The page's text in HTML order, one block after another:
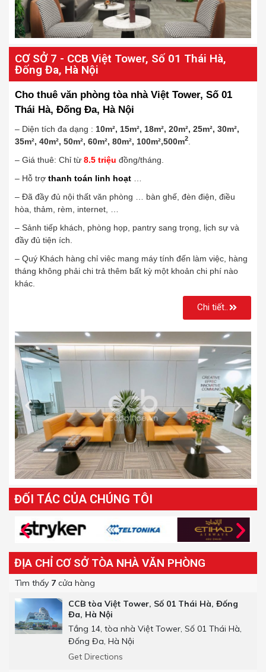
CƠ SỞ 7 - CCB Việt Tower, Số 01 Thái Hà,
Đống Đa, Hà Nội
Cho thuê văn phòng tòa nhà Việt Tower, Số 01
Thái Hà, Đống Đa, Hà Nội
– Diện tích đa dạng : 10m², 15m², 18m², 20m², 25m², 30m²,
35m², 40m², 50m², 60m², 80m², 100m²,500m2
– Giá thuê: Chỉ từ 8.5 triệu đồng/tháng.
– Hỗ trợ thanh toán linh hoạt
– Đã đầy đủ nội thất văn phòng … bàn ghế, đèn điện, điều
hòa, thảm, rèm, internet, …
– Sảnh tiếp khách, phòng họp, pantry sang trọng, lịch sự và
đầy đủ tiện ích.
– Quý Khách hàng chỉ viêc mang máy tính đến làm việc, hàng
tháng không phải chi trả thêm bất kỳ một khoản chi phí nào
khác.
Chi tiết..
ĐỐI TÁC CỦA CHÚNG TÔI
ĐỊA CHỈ CƠ SỞ TÒA NHÀ VĂN PHÒNG
Tìm thấy 7 cửa hàng
CCB tòa Việt Tower, Số 01 Thái Hà, Đống
Đa, Hà Nội
Tầng 14, tòa nhà Việt Tower, Số 01 Thái Hà,
Đống Đa, Hà Nội
Get Directions